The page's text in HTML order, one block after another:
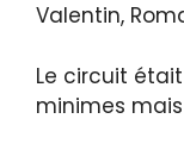
Valentin,
Le circuit
minimes